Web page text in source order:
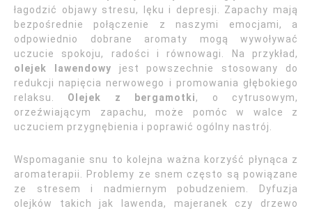
łagodzić objawy stresu, lęku i depresji. Zapachy mają
bezpośrednie połączenie z naszymi emocjami, a
odpowiednio dobrane aromaty mogą wywoływać
uczucie spokoju, radości i równowagi. Na przykład,
olejek lawendowy jest powszechnie stosowany do
redukcji napięcia nerwowego i promowania głębokiego
relaksu. Olejek z bergamotki, o cytrusowym,
orzeźwiającym zapachu, może pomóc w walce z
uczuciem przygnębienia i poprawić ogólny nastrój.
Wspomaganie snu to kolejna ważna korzyść płynąca z
aromaterapii. Problemy ze snem często są powiązane
ze stresem i nadmiernym pobudzeniem. Dyfuzja
olejków takich jak lawenda, majeranek czy drzewo